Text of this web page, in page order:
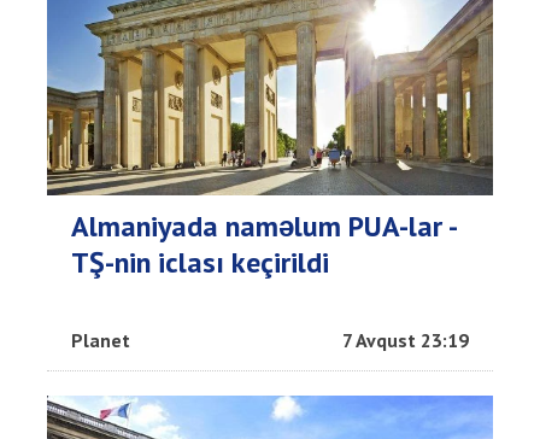
Almaniyada naməlum PUA-lar -
TŞ-nin iclası keçirildi
Planet 7 Avqust 23:19